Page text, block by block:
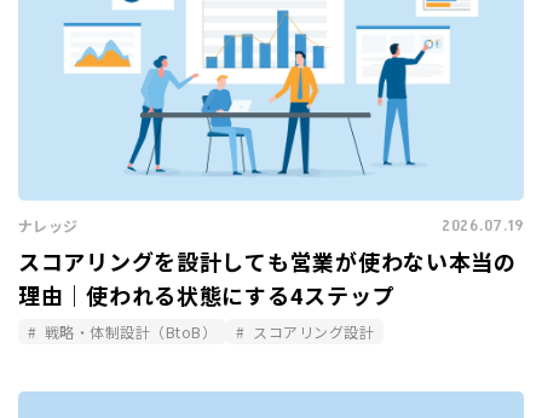
ナレッジ 2026.07.19
スコアリングを設計しても営業が使わない本当の
理由｜使われる状態にする4ステップ
戦略・体制設計（BtoB） スコアリング設計